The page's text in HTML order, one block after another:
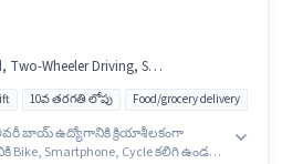
RC, Aadhar Card, Bank Account, 2-Wheeler Driving Licence
10వ తరగతి లోపు Food/grocery delivery
బాయ్ ఉద్యోగానికి క్రియాశీలకంగా
Smartphone, Cycle కలిగి ఉండటం